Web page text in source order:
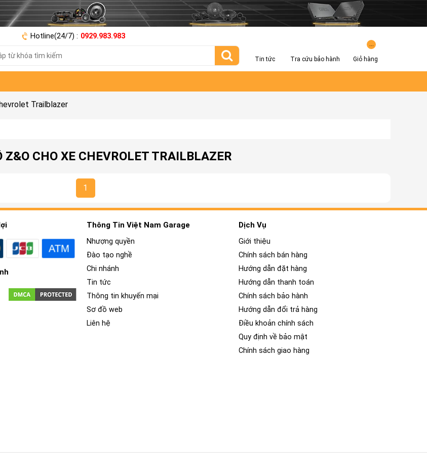
Hotline(24/7) : 0929.983.983
Tin tức Tra cứu bảo hành Giỏ hàng
Trailblazer
CHO XE CHEVROLET TRAILBLAZER
1
Thông Tin Việt Nam Garage
Nhượng quyền
Đào tạo nghề
Chi nhánh
Tin tức
Thông tin khuyến mại
Sơ đồ web
Liên hệ
Dịch Vụ
Giới thiệu
Chính sách bán hàng
Hướng dẫn đặt hàng
Hướng dẫn thanh toán
Chính sách bảo hành
Hướng dẫn đổi trả hàng
Điều khoản chính sách
Quy định về bảo mật
Chính sách giao hàng